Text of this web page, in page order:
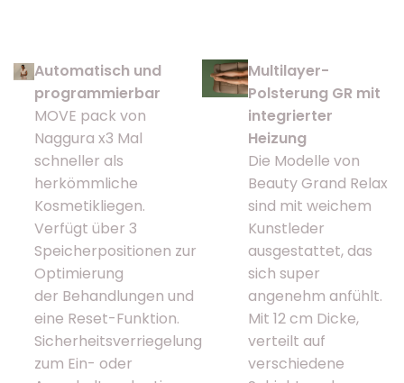
Automatisch und
programmierbar
MOVE pack von
Naggura x3 Mal
schneller als
herkömmliche
Kosmetikliegen.
Verfügt über 3
Speicherpositionen zur
Optimierung
der Behandlungen und
eine Reset-Funktion.
Sicherheitsverriegelung
zum Ein- oder
Multilayer-
Polsterung GR mit
integrierter
Heizung
Die Modelle von
Beauty Grand Relax
sind mit weichem
Kunstleder
ausgestattet, das
sich super
angenehm anfühlt.
Mit 12 cm Dicke,
verteilt auf
verschiedene